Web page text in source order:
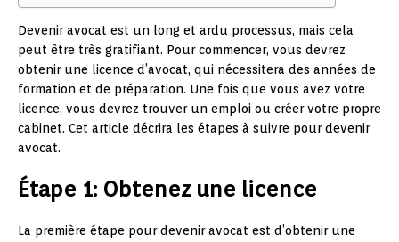
Devenir avocat est un long et ardu processus, mais cela
peut être très gratifiant. Pour commencer, vous devrez
obtenir une licence d’avocat, qui nécessitera des années de
formation et de préparation. Une fois que vous avez votre
licence, vous devrez trouver un emploi ou créer votre propre
cabinet. Cet article décrira les étapes à suivre pour devenir
avocat.
Étape 1: Obtenez une licence
La première étape pour devenir avocat est d’obtenir une